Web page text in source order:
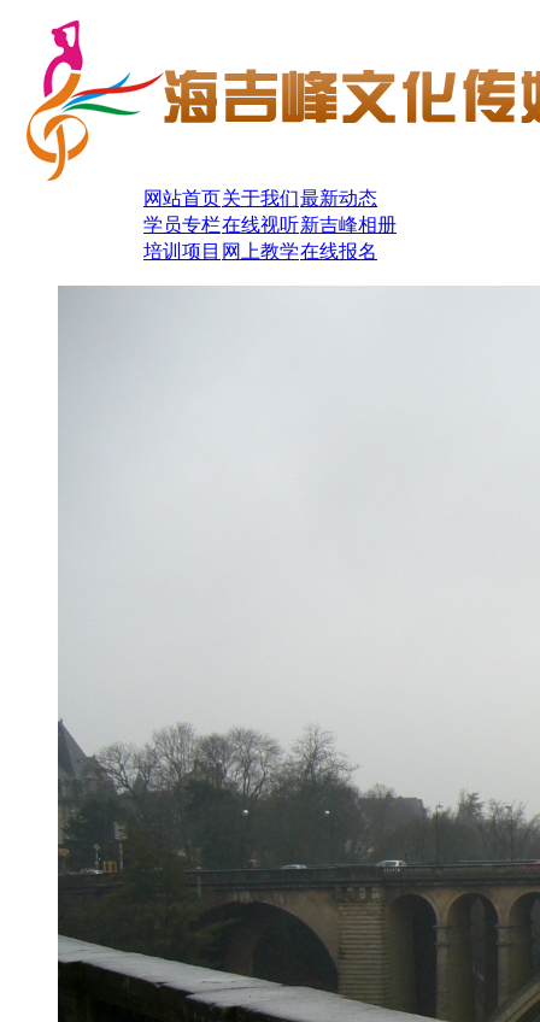
网站首页关于我们最新动态
学员专栏在线视听新吉峰相册
培训项目 网上教学在线报名